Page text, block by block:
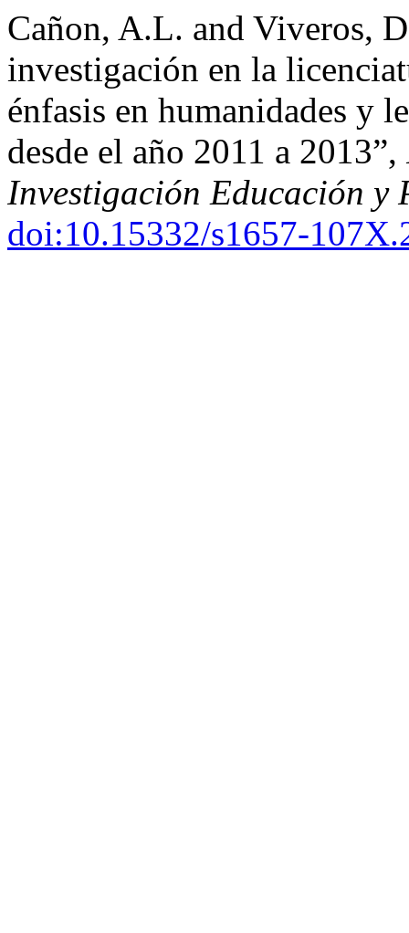
Cañon, A.L. and Viveros,
investigación en la
énfasis en humanidades y
desde el año 2011 a 2013”,
Investigación Educación y
doi:10.15332/s1657-